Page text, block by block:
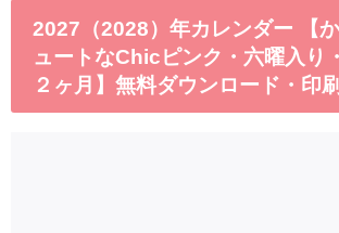
2027（2028）年カレンダー 【
ュートなChicピンク・六曜入り
２ヶ月】無料ダウンロード・印刷